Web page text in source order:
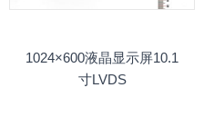
1024×600液晶显示屏10.1
寸LVDS